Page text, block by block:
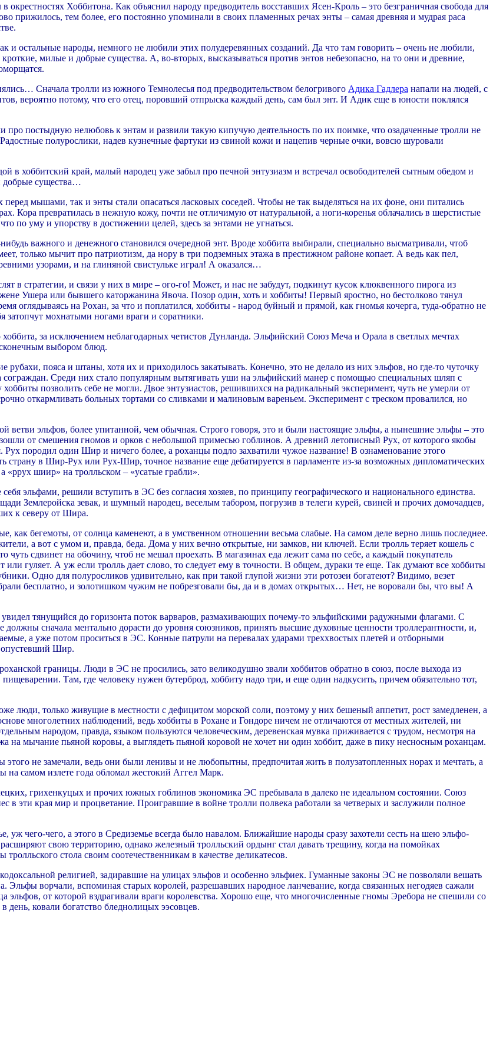
окрестностях Хоббитона. Как объяснил народу предводитель восставших Ясен-Кроль – это безграничная свобода для
прижилось, тем более, его постоянно упоминали в своих пламенных речах энты – самая древняя и мудрая раса
остальные народы, немного не любили этих полудеревянных созданий. Да что там говорить – очень не любили,
милые и добрые существа. А, во-вторых, высказываться против энтов небезопасно, на то они и древние,
Сначала тролли из южного Темнолесья под предводительством белогривого Адика Гадлера напали на людей, с
вероятно потому, что его отец, поровший отпрыска каждый день, сам был энт. И Адик еще в юности поклялся
постыдную нелюбовь к энтам и развили такую кипучую деятельность по их поимке, что озадаченные тролли не
полурослики, надев кузнечные фартуки из свиной кожи и нацепив черные очки, вовсю шуровали
в хоббитский край, малый народец уже забыл про печной энтузиазм и встречал освободителей сытным обедом и
добрые существа…
мышами, так и энты стали опасаться ласковых соседей. Чтобы не так выделяться на их фоне, они питались
Кора превратилась в нежную кожу, почти не отличимую от натуральной, а ноги-коренья облачались в шерстистые
по уму и упорству в достижении целей, здесь за энтами не угнаться.
важного и денежного становился очередной энт. Вроде хоббита выбирали, специально высматривали, чтоб
только мычит про патриотизм, да нору в три подземных этажа в престижном районе копает. А ведь как пел,
узорами, и на глиняной свистульке играл! А оказался…
в стратегии, и связи у них в мире – ого-го! Может, и нас не забудут, подкинут кусок клюквенного пирога из
Ушера или бывшего каторжанина Явоча. Позор один, хоть и хоббиты! Первый яростно, но бестолково тянул
оглядываясь на Рохан, за что и поплатился, хоббиты - народ буйный и прямой, как гномья кочерга, туда-обратно не
затопчут мохнатыми ногами враги и соратники.
хоббита, за исключением неблагодарных четистов Дунланда. Эльфийский Союз Меча и Орала в светлых мечтах
выбором блюд.
пояса и штаны, хотя их и приходилось закатывать. Конечно, это не делало из них эльфов, но где-то чуточку
Среди них стало популярным вытягивать уши на эльфийский манер с помощью специальных шляп с
позволить себе не могли. Двое энтузиастов, решившихся на радикальный эксперимент, чуть не умерли от
откармливать больных тортами со сливками и малиновым вареньем. Эксперимент с треском провалился, но
ветви эльфов, более упитанной, чем обычная. Строго говоря, это и были настоящие эльфы, а нынешние эльфы – это
от смешения гномов и орков с небольшой примесью гоблинов. А древний летописный Рух, от которого якобы
породил один Шир и ничего более, а роханцы подло захватили чужое название! В ознаменование этого
в Шир-Рух или Рух-Шир, точное название еще дебатируется в парламенте из-за возможных дипломатических
«ррух шиир» на тролльском – «усатые грабли».
эльфами, решили вступить в ЭС без согласия хозяев, по принципу географического и национального единства.
Землеройска зевак, и шумный народец, веселым табором, погрузив в телеги курей, свиней и прочих домочадцев,
к северу от Шира.
как бегемоты, от солнца каменеют, а в умственном отношении весьма слабые. На самом деле верно лишь последнее.
а вот с умом и, правда, беда. Дома у них вечно открытые, ни замков, ни ключей. Если тролль теряет кошель с
чуть сдвинет на обочину, чтоб не мешал проехать. В магазинах еда лежит сама по себе, а каждый покупатель
или гуляет. А уж если тролль дает слово, то следует ему в точности. В общем, дураки те еще. Так думают все хоббиты
Одно для полуросликов удивительно, как при такой глупой жизни эти ротозеи богатеют? Видимо, везет
бесплатно, и золотишком чужим не побрезговали бы, да и в домах открытых… Нет, не воровали бы, что вы! А
тянущийся до горизонта поток варваров, размахивающих почему-то эльфийскими радужными флагами. С
сначала ментально дорасти до уровня союзников, принять высшие духовные ценности троллерантности, и,
а уже потом проситься в ЭС. Конные патрули на перевалах ударами треххвостых плетей и отборными
опустевший Шир.
границы. Люди в ЭС не просились, зато великодушно звали хоббитов обратно в союз, после выхода из
Там, где человеку нужен бутерброд, хоббиту надо три, и еще один надкусить, причем обязательно тот,
люди, только живущие в местности с дефицитом морской соли, поэтому у них бешеный аппетит, рост замедленен, а
многолетних наблюдений, ведь хоббиты в Рохане и Гондоре ничем не отличаются от местных жителей, ни
народом, правда, языком пользуются человеческим, деревенская мувка приживается с трудом, несмотря на
на мычание пьяной коровы, а выглядеть пьяной коровой не хочет ни один хоббит, даже в пику несносным роханцам.
этого не замечали, ведь они были ленивы и не любопытны, предпочитая жить в полузатопленных норах и мечтать, а
на самом излете года обломал жестокий Аггел Марк.
грихенкуцых и прочих южных гоблинов экономика ЭС пребывала в далеко не идеальном состоянии. Союз
в эти края мир и процветание. Проигравшие в войне тролли полвека работали за четверых и заслужили полное
уж чего-чего, а этого в Средиземье всегда было навалом. Ближайшие народы сразу захотели сесть на шею эльфо-
свою территорию, однако железный тролльский ордынг стал давать трещину, когда на помойках
стола своим соотечественникам в качестве деликатесов.
религией, задиравшие на улицах эльфов и особенно эльфиек. Гуманные законы ЭС не позволяли вешать
Эльфы ворчали, вспоминая старых королей, разрешавших народное ланчевание, когда связанных негодяев сажали
эльфов, от которой вздрагивали враги королевства. Хорошо еще, что многочисленные гномы Эребора не спешили со
день, ковали богатство бледнолицых ээсовцев.